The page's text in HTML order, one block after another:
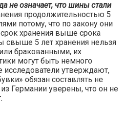
не означает, что шины стали
продолжительностью 5
потому, что по закону они
срок хранения выше срока
свыше 5 лет хранения нельзя
бракованными, их
могут быть немного
утверждают,
обязан составлять не
Германии уверены, что он не